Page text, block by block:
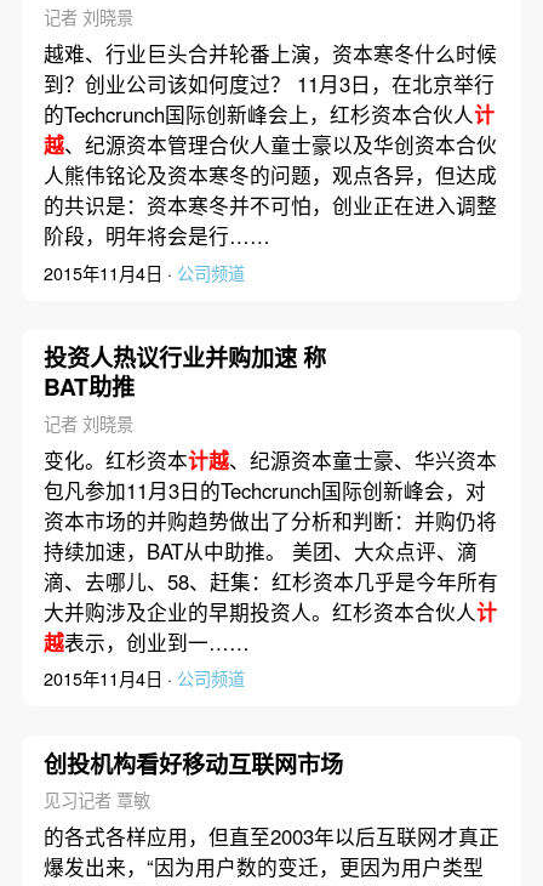
记者 刘晓景
越难、行业巨头合并轮番上演，资本寒冬什么时候
到？创业公司该如何度过？ 11月3日，在北京举行
的Techcrunch国际创新峰会上，红杉资本合伙人计
越、纪源资本管理合伙人童士豪以及华创资本合伙
人熊伟铭论及资本寒冬的问题，观点各异，但达成
的共识是：资本寒冬并不可怕，创业正在进入调整
阶段，明年将会是行……
2015年11月4日 · 公司频道
投资人热议行业并购加速 称
BAT助推
记者 刘晓景
变化。红杉资本计越、纪源资本童士豪、华兴资本
包凡参加11月3日的Techcrunch国际创新峰会，对
资本市场的并购趋势做出了分析和判断：并购仍将
持续加速，BAT从中助推。 美团、大众点评、滴
滴、去哪儿、58、赶集：红杉资本几乎是今年所有
大并购涉及企业的早期投资人。红杉资本合伙人计
越表示，创业到一……
2015年11月4日 · 公司频道
创投机构看好移动互联网市场
见习记者 覃敏
的各式各样应用，但直至2003年以后互联网才真正
爆发出来，“因为用户数的变迁，更因为用户类型